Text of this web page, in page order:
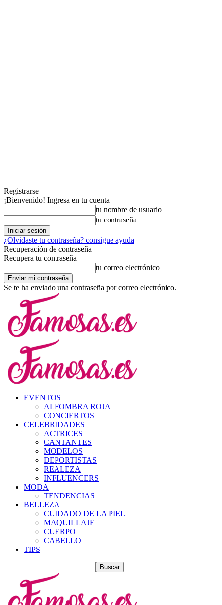
Registrarse
¡Bienvenido! Ingresa en tu cuenta
tu nombre de usuario
tu contraseña
¿Olvidaste tu contraseña? consigue ayuda
Recuperación de contraseña
Recupera tu contraseña
tu correo electrónico
Se te ha enviado una contraseña por correo electrónico.
EVENTOS
ALFOMBRA ROJA
CONCIERTOS
CELEBRIDADES
ACTRICES
CANTANTES
MODELOS
DEPORTISTAS
REALEZA
INFLUENCERS
MODA
TENDENCIAS
BELLEZA
CUIDADO DE LA PIEL
MAQUILLAJE
CUERPO
CABELLO
TIPS